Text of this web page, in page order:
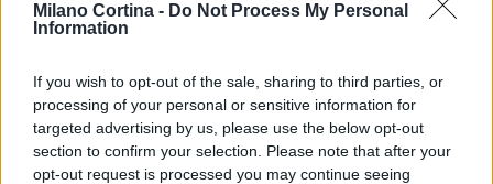
Milano Cortina - Do Not Process My Personal
Information
If you wish to opt-out of the sale, sharing to third parties, or
processing of your personal or sensitive information for
targeted advertising by us, please use the below opt-out
section to confirm your selection. Please note that after your
opt-out request is processed you may continue seeing
sulla riqualificazione di un quartiere romano
dopo una serie di accessi agli atti,
all'impatto sociale. Cronista generalista,
conserva nel cassetto annotazioni di un
vecchio archivio dell'Appia Antica.